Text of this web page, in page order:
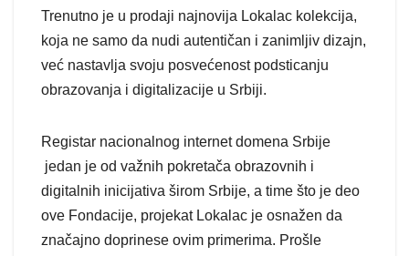
Trenutno je u prodaji najnovija Lokalac kolekcija,
koja ne samo da nudi autentičan i zanimljiv dizajn,
već nastavlja svoju posvećenost podsticanju
obrazovanja i digitalizacije u Srbiji.
Registar nacionalnog internet domena Srbije
jedan je od važnih pokretača obrazovnih i
digitalnih inicijativa širom Srbije, a time što je deo
ove Fondacije, projekat Lokalac je osnažen da
značajno doprinese ovim primerima. Prošle